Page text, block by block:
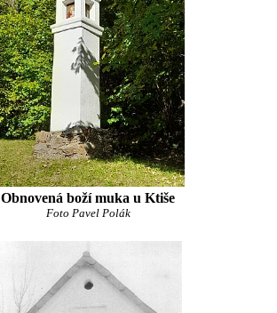
Obnovená boží muka u Ktiše
Foto Pavel Polák